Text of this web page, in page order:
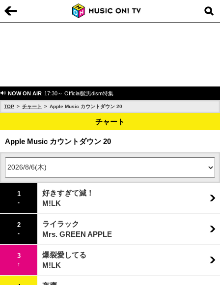
NOW ON AIR 17:30～ Official髭男dism特集
TOP チャート Apple Music カウントダウン 20
チャート
Apple Music カウントダウン 20
1
-
好きすぎて滅！
M!LK
2
-
ライラック
Mrs. GREEN APPLE
3
↑
爆裂愛してる
M!LK